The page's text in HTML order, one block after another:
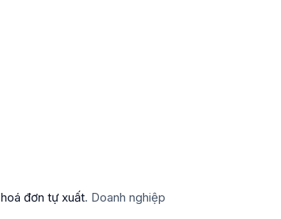
hoá đơn tự xuất. Doanh nghiệp